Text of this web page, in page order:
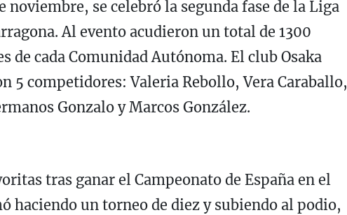
noviembre, se celebró la segunda fase de la Liga
Al evento acudieron un total de 1300
de cada Comunidad Autónoma. El club Osaka
5 competidores: Valeria Rebollo, Vera Caraballo,
Gonzalo y Marcos González.
tras ganar el Campeonato de España en el
haciendo un torneo de diez y subiendo al podio,